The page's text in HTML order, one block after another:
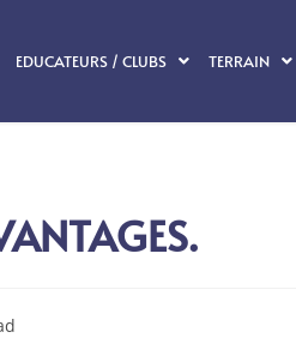
EDUCATEURS / CLUBS TERRAIN